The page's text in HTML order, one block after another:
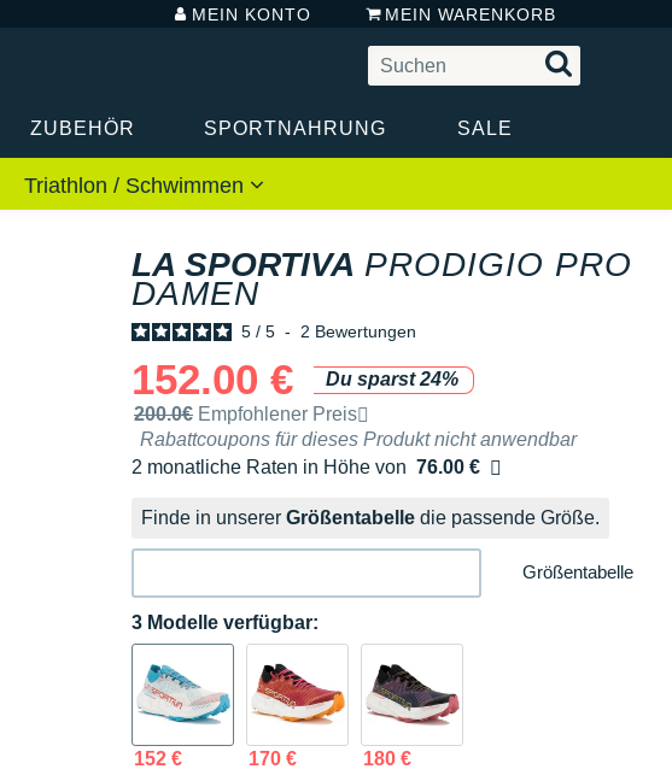
MEIN KONTO MEIN WARENKORB
ZUBEHÖR SPORTNAHRUNG SALE
Triathlon / Schwimmen
LA SPORTIVA PRODIGIO PRO
DAMEN
5 / 5 - 2 Bewertungen
152.00 €
Du sparst 24%
Unverbindliche Preisempfehlung der Marke
200.0€ Empfohlener Preis
Rabattcoupons für dieses Produkt nicht anwendbar
2 monatliche Raten in Höhe von 76.00 €
Ohne Zusatzkosten
Finde in unserer Größentabelle die passende Größe.
Größentabelle
3 Modelle verfügbar:
152 € 170 € 180 €